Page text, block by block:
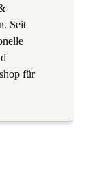
Seit
für